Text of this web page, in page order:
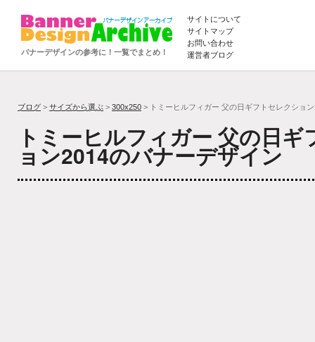
バナーデザインの参考に！一覧でまとめ！
サイトについて
サイトマップ
お問い合わせ
運営者ブログ
ブログ > サイズから選ぶ > 300x250 > トミーヒルフィガー 父の日ギフトセレクショ
トミーヒルフィガー 父の日
ョン2014のバナーデザイン